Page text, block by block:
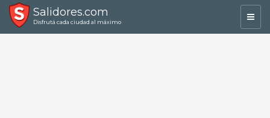
Salidores.com
Disfrutá cada ciudad al máximo